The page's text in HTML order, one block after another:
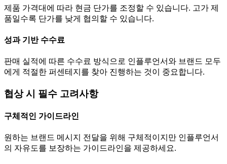
제품 가격대에 따라 현금 단가를 조정할 수 있습니다. 고가 제
품일수록 단가를 낮게 협의할 수 있습니다.
성과 기반 수수료
판매 실적에 따른 수수료 방식으로 인플루언서와 브랜드 모두
에게 적절한 퍼센테지를 찾아 진행하는 것이 중요합니다.
협상 시 필수 고려사항
구체적인 가이드라인
원하는 브랜드 메시지 전달을 위해 구체적이지만 인플루언서
의 자유도를 보장하는 가이드라인을 제공하세요.